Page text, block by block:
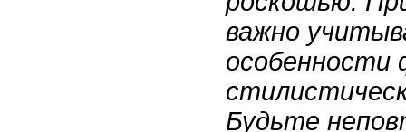
важно
особенности
Будьте